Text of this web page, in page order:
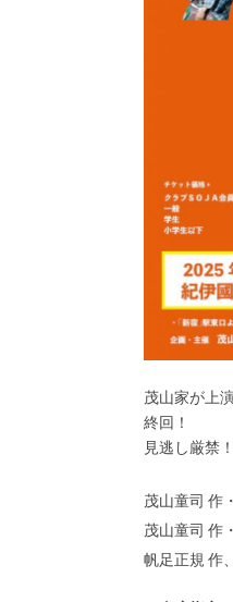
茂山家が上
終回！
見逃し厳禁
茂山童司 作
茂山童司 作
帆足正規 作